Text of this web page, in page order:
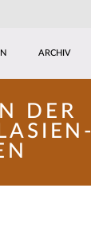
ARCHIV
DER